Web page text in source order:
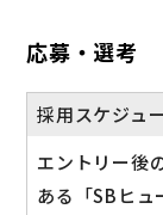
応募・選考
採用スケジュ
エントリー後
ある「SBヒュ